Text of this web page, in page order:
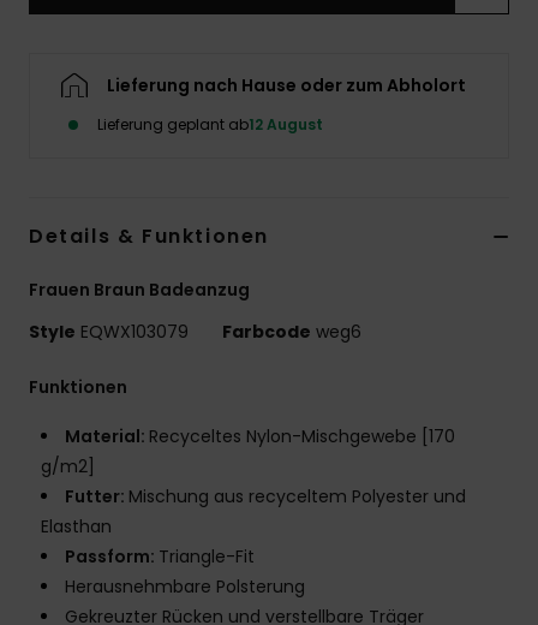
Lieferung nach Hause oder zum Abholort
Lieferung geplant ab12 August
Details & Funktionen
Frauen Braun Badeanzug
Style EQWX103079 Farbcode weg6
Funktionen
Material: Recyceltes Nylon-Mischgewebe [170
g/m2]
Futter: Mischung aus recyceltem Polyester und
Elasthan
Passform: Triangle-Fit
Herausnehmbare Polsterung
Gekreuzter Rücken und verstellbare Träger